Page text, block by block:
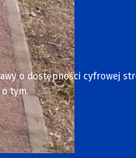
o dostępności cyfrowej
o tym.